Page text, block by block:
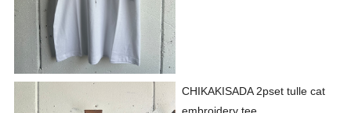
CHIKAKISADA 2pset tulle cat